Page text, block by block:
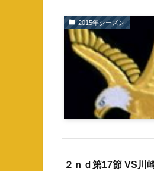
2015年シーズン
２ｎｄ第17節 VS川